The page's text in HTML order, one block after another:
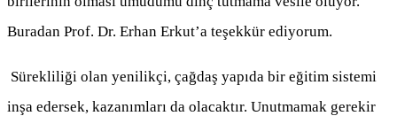
Buradan Prof. Dr. Erhan Erkut’a teşekkür ediyorum.
Sürekliliği olan yenilikçi, çağdaş yapıda bir eğitim sistemi
inşa edersek, kazanımları da olacaktır. Unutmamak gerekir